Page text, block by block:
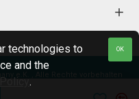
e.K. , Alle Rechte vorbehalten
OK
technologies to
and the
.